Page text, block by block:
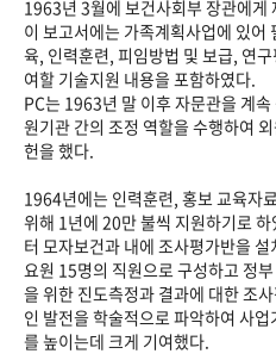
1963년 3월에 보건사회부 장관에게
이 보고서에는 가족계획사업에 있어
육, 인력훈련, 피임방법 및 보급, 연
여할 기술지원 내용을 포함하였다.
PC는 1963년 말 이후 자문관을 계
원기관 간의 조정 역할을 수행하여
헌을 했다.
1964년에는 인력훈련, 홍보 교육자
위해 1년에 20만 불씩 지원하기로
터 모자보건과 내에 조사평가반을
요원 15명의 직원으로 구성하고 정
을 위한 진도측정과 결과에 대한 조
인 발전을 학술적으로 파악하여 사
를 높이는데 크게 기여했다.